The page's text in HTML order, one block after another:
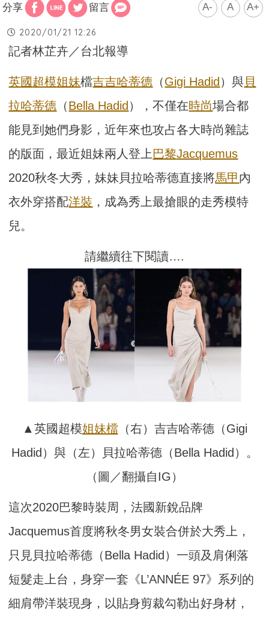
分享 留言 A- A A+
2020/01/21 12:26
記者林芷卉／台北報導
英國超模姐妹檔吉吉哈蒂德 （Gigi Hadid ）與貝
拉哈蒂德 （Bella Hadid ），不僅在時尚場合都
能見到她們身影，近年來也攻占各大時尚雜誌
的版面，最近姐妹兩人登上巴黎Jacquemus
2020秋冬大秀，妹妹貝拉哈蒂德直接將馬甲內
衣外穿搭配洋裝 ，成為秀上最搶眼的走秀模特
兒。
請繼續往下閱讀….
▲英國超模姐妹檔 （右）吉吉哈蒂德（Gigi
Hadid）與（左）貝拉哈蒂德（Bella Hadid）。
（圖／翻攝自IG）
這次2020巴黎時裝周，法國新銳品牌
Jacquemus首度將秋冬男女裝合併於大秀上，
只見貝拉哈蒂德（Bella Hadid）一頭及肩俐落
短髮走上台，身穿一套《L’ANNÉE 97》系列的
細肩帶洋裝現身，以貼身剪裁勾勒出好身材，